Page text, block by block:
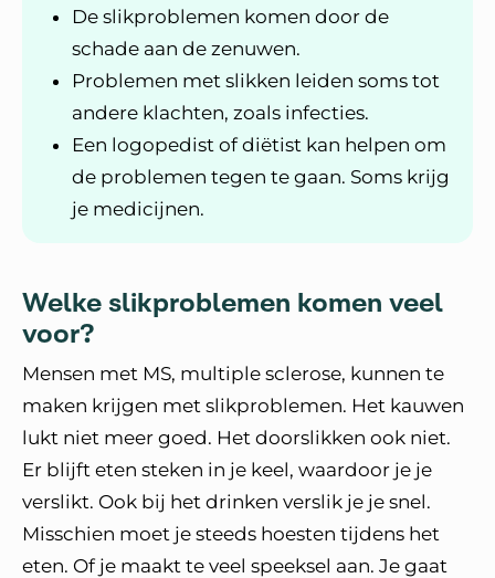
De slikproblemen komen door de
schade aan de zenuwen.
Problemen met slikken leiden soms tot
andere klachten, zoals infecties.
Een logopedist of diëtist kan helpen om
de problemen tegen te gaan. Soms krijg
je medicijnen.
Welke slikproblemen komen veel
voor?
Mensen met MS, multiple sclerose, kunnen te
maken krijgen met slikproblemen. Het kauwen
lukt niet meer goed. Het doorslikken ook niet.
Er blijft eten steken in je keel, waardoor je je
verslikt. Ook bij het drinken verslik je je snel.
Misschien moet je steeds hoesten tijdens het
eten. Of je maakt te veel speeksel aan. Je gaat